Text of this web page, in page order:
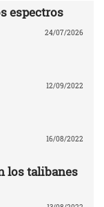
espectros
24/07/2026
12/09/2022
16/08/2022
los talibanes